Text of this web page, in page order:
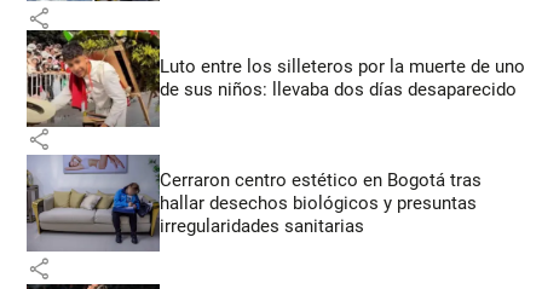
share
Luto entre los silleteros por la muerte de uno
de sus niños: llevaba dos días desaparecido
share
Cerraron centro estético en Bogotá tras
hallar desechos biológicos y presuntas
irregularidades sanitarias
share